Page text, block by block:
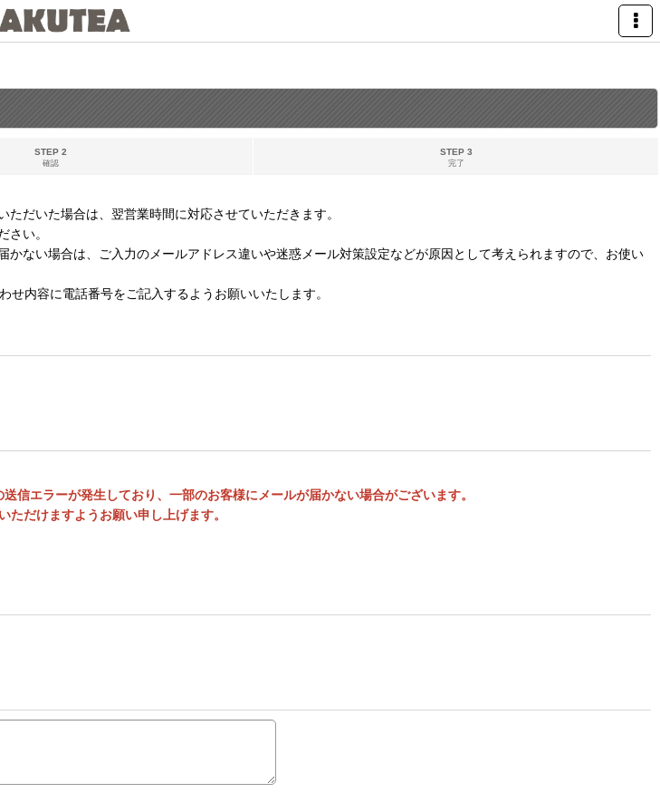
STEP 2
確認
STEP 3
完了
だいた場合は、翌営業時間に対応させていただきます。
い。
ない場合は、ご入力のメールアドレス違いや迷惑メール対策設定などが原因として考えられますので、お使い
内容に電話番号をご記入するようお願いいたします。
エラーが発生しており、一部のお客様にメールが届かない場合がございます。
だけますようお願い申し上げます。